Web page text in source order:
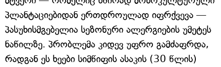
პლანტაციებიდან ერთდროულად იფრქვევა —
პასუხისმგებელია სეზონური ალერგიების უმეტეს
ნაწილზე. პრობლემა კიდევ უფრო გამძაფრდა,
რადგან ეს ხეები სიმწიფის ასაკის (30 წლის)